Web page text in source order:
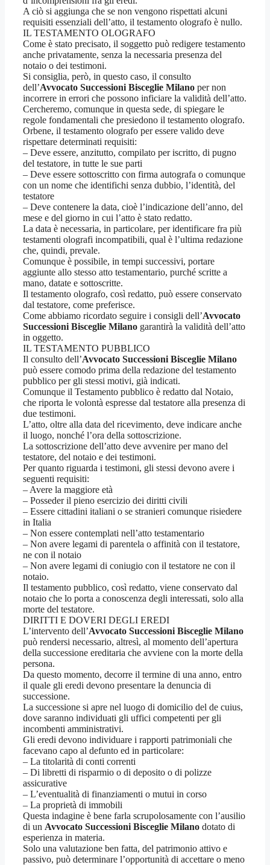
A ciò si aggiunga che se non vengono rispettati alcuni
requisiti essenziali dell’atto, il testamento olografo è nullo.
IL TESTAMENTO OLOGRAFO
Come è stato precisato, il soggetto può redigere testamento
anche privatamente, senza la necessaria presenza del
notaio o dei testimoni.
Si consiglia, però, in questo caso, il consulto
dell’Avvocato Successioni Bisceglie Milano per non
incorrere in errori che possono inficiare la validità dell’atto.
Cercheremo, comunque in questa sede, di spiegare le
regole fondamentali che presiedono il testamento olografo.
Orbene, il testamento olografo per essere valido deve
rispettare determinati requisiti:
– Deve essere, anzitutto, compilato per iscritto, di pugno
del testatore, in tutte le sue parti
– Deve essere sottoscritto con firma autografa o comunque
con un nome che identifichi senza dubbio, l’identità, del
testatore
– Deve contenere la data, cioè l’indicazione dell’anno, del
mese e del giorno in cui l’atto è stato redatto.
La data è necessaria, in particolare, per identificare fra più
testamenti olografi incompatibili, qual è l’ultima redazione
che, quindi, prevale.
Comunque è possibile, in tempi successivi, portare
aggiunte allo stesso atto testamentario, purché scritte a
mano, datate e sottoscritte.
Il testamento olografo, così redatto, può essere conservato
dal testatore, come preferisce.
Come abbiamo ricordato seguire i consigli dell’Avvocato
Successioni Bisceglie Milano garantirà la validità dell’atto
in oggetto.
IL TESTAMENTO PUBBLICO
Il consulto dell’Avvocato Successioni Bisceglie Milano
può essere comodo prima della redazione del testamento
pubblico per gli stessi motivi, già indicati.
Comunque il Testamento pubblico è redatto dal Notaio,
che riporta le volontà espresse dal testatore alla presenza di
due testimoni.
L’atto, oltre alla data del ricevimento, deve indicare anche
il luogo, nonché l’ora della sottoscrizione.
La sottoscrizione dell’atto deve avvenire per mano del
testatore, del notaio e dei testimoni.
Per quanto riguarda i testimoni, gli stessi devono avere i
seguenti requisiti:
– Avere la maggiore età
– Posseder il pieno esercizio dei diritti civili
– Essere cittadini italiani o se stranieri comunque risiedere
in Italia
– Non essere contemplati nell’atto testamentario
– Non avere legami di parentela o affinità con il testatore,
ne con il notaio
– Non avere legami di coniugio con il testatore ne con il
notaio.
Il testamento pubblico, così redatto, viene conservato dal
notaio che lo porta a conoscenza degli interessati, solo alla
morte del testatore.
DIRITTI E DOVERI DEGLI EREDI
L’intervento dell’Avvocato Successioni Bisceglie Milano
può rendersi necessario, altresì, al momento dell’apertura
della successione ereditaria che avviene con la morte della
persona.
Da questo momento, decorre il termine di una anno, entro
il quale gli eredi devono presentare la denuncia di
successione.
La successione si apre nel luogo di domicilio del de cuius,
dove saranno individuati gli uffici competenti per gli
incombenti amministrativi.
Gli eredi devono individuare i rapporti patrimoniali che
facevano capo al defunto ed in particolare:
– La titolarità di conti correnti
– Di libretti di risparmio o di deposito o di polizze
assicurative
– L’eventualità di finanziamenti o mutui in corso
– La proprietà di immobili
Questa indagine è bene farla scrupolosamente con l’ausilio
di un Avvocato Successioni Bisceglie Milano dotato di
esperienza in materia.
Solo una valutazione ben fatta, del patrimonio attivo e
passivo, può determinare l’opportunità di accettare o meno